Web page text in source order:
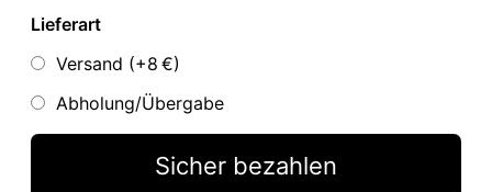
Lieferart
Versand (+8 €)
Abholung/Übergabe
Sicher bezahlen